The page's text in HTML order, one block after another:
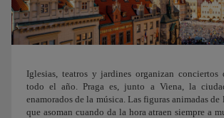
Iglesias, teatros y jardines organizan conciertos
todo el año. Praga es, junto a Viena, la
enamorados de la música. Las figuras animadas de
que asoman cuando da la hora atraen siempre a